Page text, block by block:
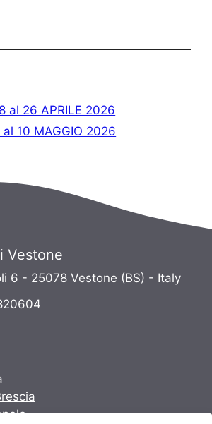
al 26 APRILE 2026
10 MAGGIO 2026
Vestone
6 - 25078 Vestone (BS) - Italy